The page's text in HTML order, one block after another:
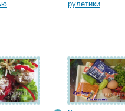
рулетики